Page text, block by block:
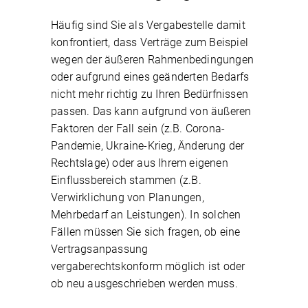
Häufig sind Sie als Vergabestelle damit
konfrontiert, dass Verträge zum Beispiel
wegen der äußeren Rahmenbedingungen
oder aufgrund eines geänderten Bedarfs
nicht mehr richtig zu Ihren Bedürfnissen
passen. Das kann aufgrund von äußeren
Faktoren der Fall sein (z.B. Corona-
Pandemie, Ukraine-Krieg, Änderung der
Rechtslage) oder aus Ihrem eigenen
Einflussbereich stammen (z.B.
Verwirklichung von Planungen,
Mehrbedarf an Leistungen). In solchen
Fällen müssen Sie sich fragen, ob eine
Vertragsanpassung
vergaberechtskonform möglich ist oder
ob neu ausgeschrieben werden muss.